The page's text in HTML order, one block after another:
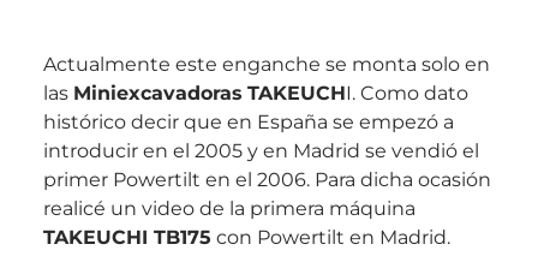
Actualmente este enganche se monta solo en
las Miniexcavadoras TAKEUCHI. Como dato
histórico decir que en España se empezó a
introducir en el 2005 y en Madrid se vendió el
primer Powertilt en el 2006. Para dicha ocasión
realicé un video de la primera máquina
TAKEUCHI TB175 con Powertilt en Madrid.